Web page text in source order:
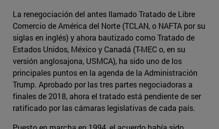
La renegociación del antes llamado Tratado de Libre
Comercio de América del Norte (TCLAN, o NAFTA por su
siglas en inglés) y ahora bautizado como Tratado de
Estados Unidos, México y Canadá (T-MEC o, en su
versión anglosajona, USMCA), ha sido uno de los
principales puntos en la agenda de la Administración
Trump. Aprobado por las tres partes negociadoras a
finales de 2018, ahora el tratado está pendiente de ser
ratificado por las cámaras legislativas de cada país.